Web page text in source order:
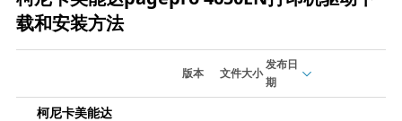
载和安装方法
版本 文件大小
发布日
期
柯尼卡美能达